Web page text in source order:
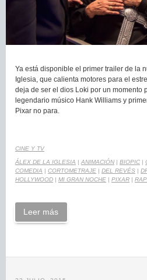
Ya está disponible el primer trailer de la
Iglesia, que calienta motores para el
deja de ser el dios Loki por un momento
legendario músico Hank Williams y
Pixar no para.
CINE Y TV
ÁLEX DE LA IGLESIA ANIMACIÓN BIOPIC
COMEDIA
CORTOMETRAJE DEL REVÉS
HOLLYWOOD
MI GRAN NOCHE PIXAR
Leer más